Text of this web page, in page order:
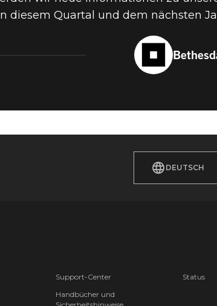
diesem Quartal und dem nächsten
DEUTSCH
Support-Center
Handbücher und
Status